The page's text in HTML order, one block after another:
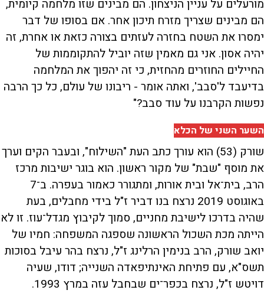
מורעלים על עניין הניצחון. הם מבינים שזו מלחמה קיומית,
הם מבינים שצריך מזרח תיכון אחר. אם בסופו של דבר
ימסרו את השטח בחזרה לעזתים בצורה כזאת או אחרת, זה
יהיה אסון. אני גם מאמין שזה יוביל להתקוממות של
החיילים החוזרים מהחזית, כי זה יהפוך את המלחמה
בדיעבד ל'סבב', ואתה אומר - ריבונו של עולם, כל כך הרבה
נפשות הקרבנו על עוד סבב?"
השער השני של הכלא
שורק (53) הוא עורך כתב העת "השילוח", ובעבר הקים וערך
את מוסף "שבת" של מקור ראשון. הוא בוגר ישיבות מרכז
הרב, בית־אל ובית אורות, ומתגורר כאמור בעפרה. ב־7
באוגוסט 2019 נרצח בנו דביר ז"ל בידי מחבלים, בעת
שהיה בדרכו לישיבת מחניים, סמוך לקיבוץ מגדל־עוז. זו לא
הייתה מכת השכול הראשונה שספגה המשפחה: חמיו של
יואב שורק, הרב בנימין הרלינג ז"ל, נרצח בהר עיבל בסוכות
תשס"א, עם פתיחת האינתיפאדה השנייה; דודו, שעיה
דויטש ז"ל, נרצח בכפר־ים שבחבל עזה במרץ 1993.